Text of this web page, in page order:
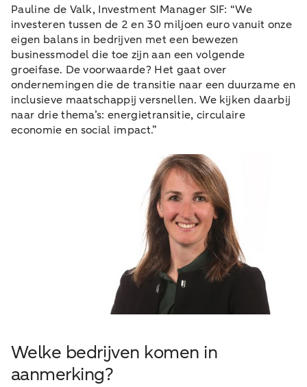
Pauline de Valk, Investment Manager SIF: “We
investeren tussen de 2 en 30 miljoen euro vanuit onze
eigen balans in bedrijven met een bewezen
businessmodel die toe zijn aan een volgende
groeifase. De voorwaarde? Het gaat over
ondernemingen die de transitie naar een duurzame en
inclusieve maatschappij versnellen. We kijken daarbij
naar drie thema’s: energietransitie, circulaire
economie en social impact.”
Welke bedrijven komen in
aanmerking?